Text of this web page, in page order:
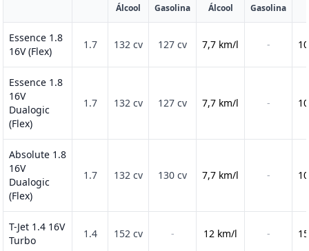
Álcool Gasolina Álcool Gasolina
Essence 1.8
16V (Flex)
1.7 132 cv 127 cv 7,7 km/l -
Essence 1.8
16V
Dualogic
(Flex)
1.7 132 cv 127 cv 7,7 km/l -
Absolute 1.8
16V
Dualogic
(Flex)
1.7 132 cv 130 cv 7,7 km/l -
T-Jet 1.4 16V
Turbo
1.4 152 cv - 12 km/l -